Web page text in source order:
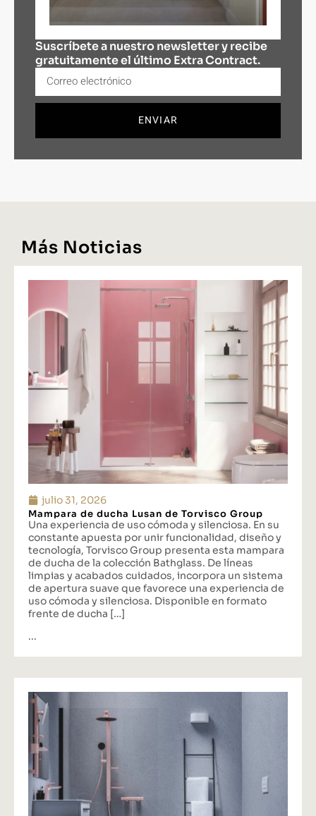
Suscríbete a nuestro newsletter y recibe
gratuitamente el último Extra Contract.
ENVIAR
Más Noticias
julio 31, 2026
Mampara de ducha Lusan de Torvisco Group
Una experiencia de uso cómoda y silenciosa. En su
constante apuesta por unir funcionalidad, diseño y
tecnología, Torvisco Group presenta esta mampara
de ducha de la colección Bathglass. De líneas
limpias y acabados cuidados, incorpora un sistema
de apertura suave que favorece una experiencia de
uso cómoda y silenciosa. Disponible en formato
frente de ducha […]
...